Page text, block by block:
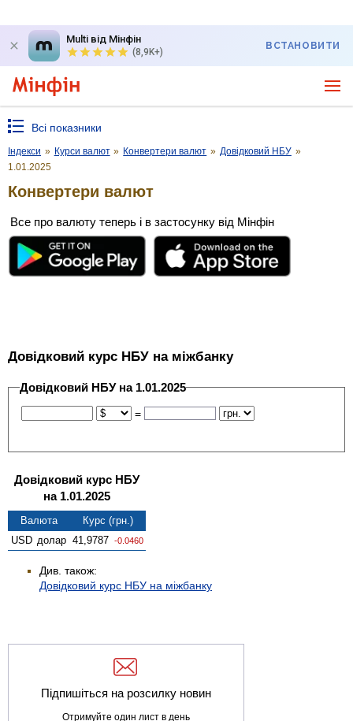
Multi від Мінфін
(8,9K+)
ВСТАНОВИТИ
Всі показники
Індекси » Курси валют » Конвертери валют » Довідковий НБУ »
1.01.2025
Конвертери валют
Все про валюту теперь і в застосунку від Мінфін
Довідковий курс НБУ на міжбанку
Довідковий НБУ на 1.01.2025
=
Довідковий курс НБУ
на 1.01.2025
Валюта
Курс (грн.)
USD долар 41,9787 -0.0460
Див. також:
Довідковий курс НБУ на міжбанку
Підпишіться на розсилку новин
Отримуйте один лист в день